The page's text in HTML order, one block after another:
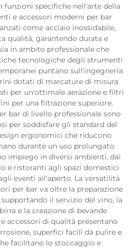
funzioni specifiche nell'arte della
e accessori moderni per bar
come acciaio inossidabile,
qualità, garantendo durata e
in ambito professionale che
tecnologiche degli strumenti
puntano sull'ingegneria
dotati di marcature di misura
per un'ottimale aerazione e filtri
per una filtrazione superiore.
bar di livello professionale sono
per soddisfare gli standard del
ergonomici che riducono
durante un uso prolungato.
impiego in diversi ambienti, dai
e ristoranti agli spazi domestici
eventi all'aperto. La versatilità
per bar va oltre la preparazione
il servizio del vino, la
e la creazione di bevande
accessori di qualità presentano
superfici facili da pulire e
facilitano lo stoccaggio e